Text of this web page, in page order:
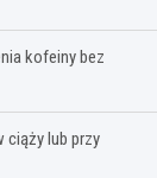
kofeiny bez
ciąży lub przy